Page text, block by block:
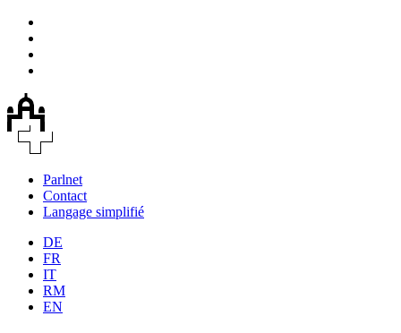
Parlnet
Contact
Langage simplifié
DE
FR
IT
RM
EN